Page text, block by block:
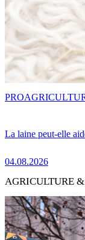
La laine peut-elle
04.08.2026
PRO
AGRICULTURE